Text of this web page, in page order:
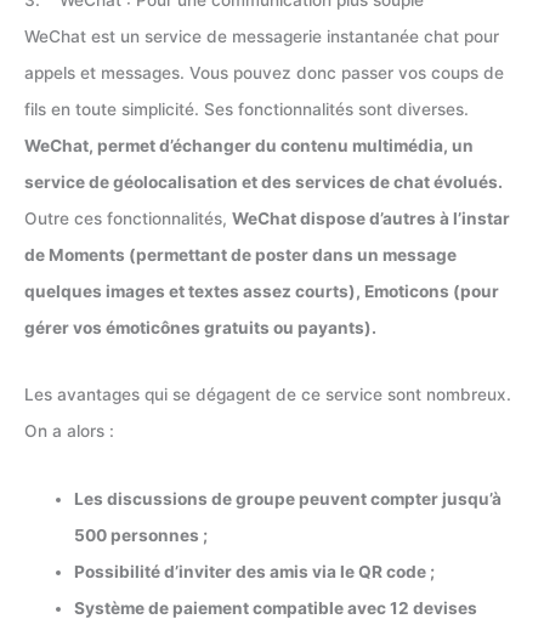
WeChat est un service de messagerie instantanée chat pour
appels et messages. Vous pouvez donc passer vos coups de
fils en toute simplicité. Ses fonctionnalités sont diverses.
WeChat, permet d’échanger du contenu multimédia, un
service de géolocalisation et des services de chat évolués.
Outre ces fonctionnalités, WeChat dispose d’autres à l’instar
de Moments (permettant de poster dans un message
quelques images et textes assez courts), Emoticons (pour
gérer vos émoticônes gratuits ou payants).
Les avantages qui se dégagent de ce service sont nombreux.
On a alors :
Les discussions de groupe peuvent compter jusqu’à
500 personnes ;
Possibilité d’inviter des amis via le QR code ;
Système de paiement compatible avec 12 devises